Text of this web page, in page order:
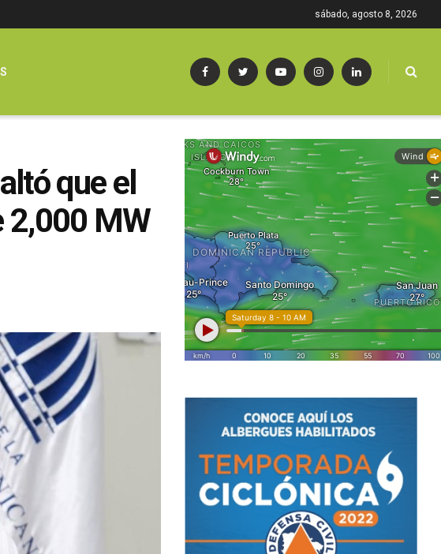
sábado, agosto 8, 2026
que el
2,000 MW